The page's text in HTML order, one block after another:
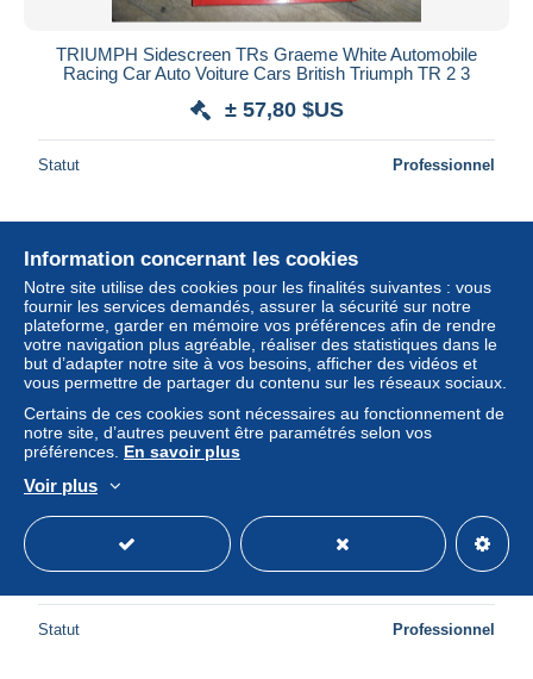
TRIUMPH Sidescreen TRs Graeme White Automobile
Racing Car Auto Voiture Cars British Triumph TR 2 3
± 57,80 $US
Statut Professionnel
KINGS OF NÜRBURGRING Automobile Racing Car Auto
Voiture Cars F 1 Pilote Formule 1 Stewart Ickx Rosemeyer
Moss Clark Hill
± 173,39 $US
Statut Professionnel
Information concernant les cookies
Notre site utilise des cookies pour les finalités suivantes : vous
fournir les services demandés, assurer la sécurité sur notre
plateforme, garder en mémoire vos préférences afin de rendre
votre navigation plus agréable, réaliser des statistiques dans le
but d’adapter notre site à vos besoins, afficher des vidéos et
vous permettre de partager du contenu sur les réseaux sociaux.
Certains de ces cookies sont nécessaires au fonctionnement de
notre site, d’autres peuvent être paramétrés selon vos
préférences. En savoir plus
Voir plus